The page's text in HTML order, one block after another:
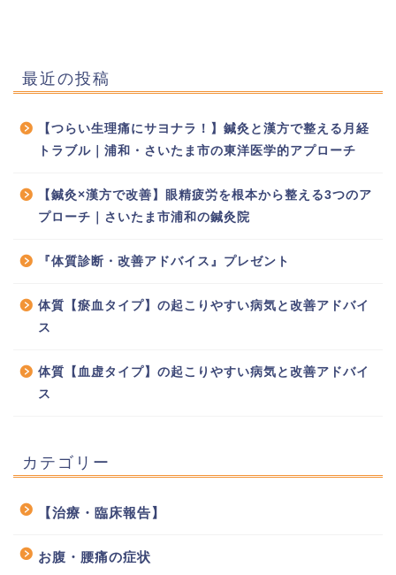
最近の投稿
【つらい生理痛にサヨナラ！】鍼灸と漢方で整える月経
トラブル｜浦和・さいたま市の東洋医学的アプローチ
【鍼灸×漢方で改善】眼精疲労を根本から整える3つのア
プローチ｜さいたま市浦和の鍼灸院
『体質診断・改善アドバイス』プレゼント
体質【瘀血タイプ】の起こりやすい病気と改善アドバイ
ス
体質【血虚タイプ】の起こりやすい病気と改善アドバイ
ス
カテゴリー
【治療・臨床報告】
お腹・腰痛の症状